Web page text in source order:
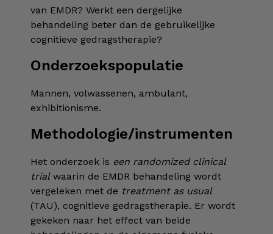
van EMDR? Werkt een dergelijke
behandeling beter dan de gebruikelijke
cognitieve gedragstherapie?
Onderzoekspopulatie
Mannen, volwassenen, ambulant,
exhibitionisme.
Methodologie/instrumenten
Het onderzoek is een randomized clinical
trialwaarin de EMDR behandeling wordt
vergeleken met de treatment as usual
(TAU), cognitieve gedragstherapie. Er wordt
gekeken naar het effect van beide